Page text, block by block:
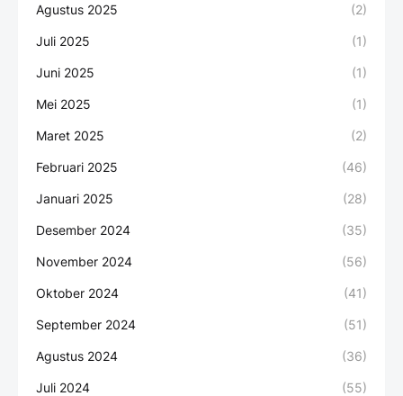
Agustus 2025 (2)
Juli 2025 (1)
Juni 2025 (1)
Mei 2025 (1)
Maret 2025 (2)
Februari 2025 (46)
Januari 2025 (28)
Desember 2024 (35)
November 2024 (56)
Oktober 2024 (41)
September 2024 (51)
Agustus 2024 (36)
Juli 2024 (55)